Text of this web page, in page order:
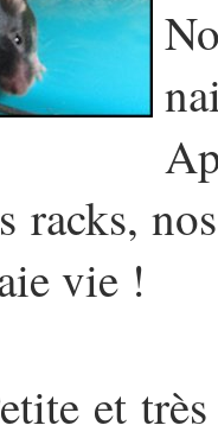
racks,
vie !
et